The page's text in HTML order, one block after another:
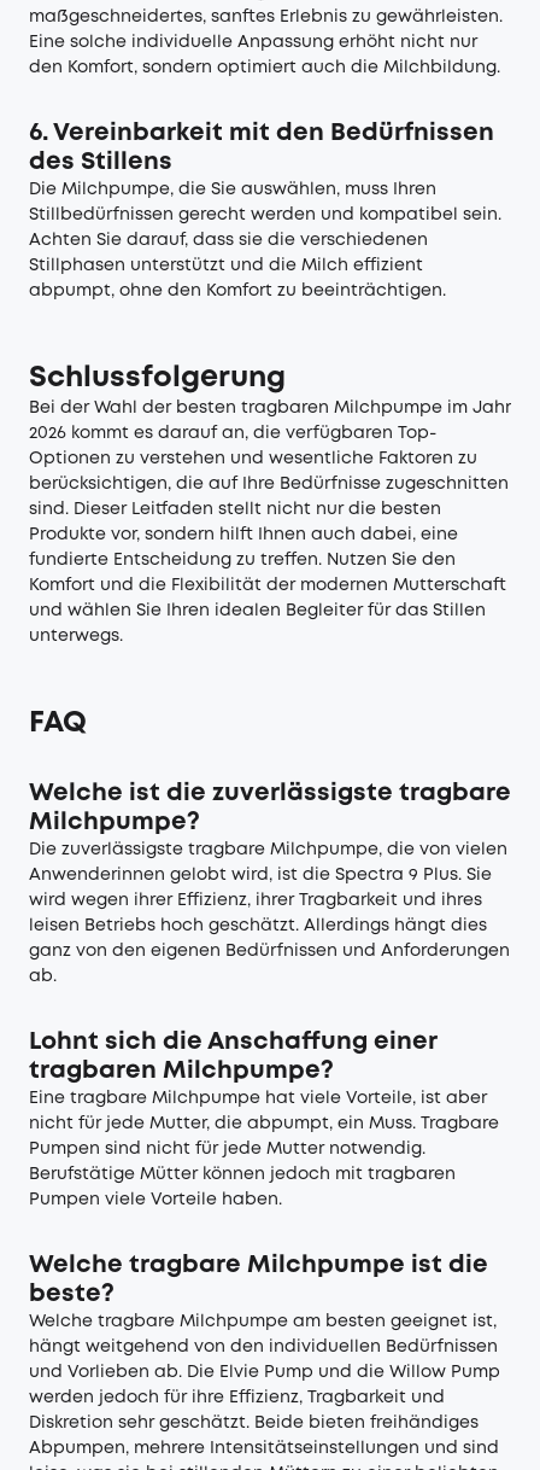
maßgeschneidertes, sanftes Erlebnis zu gewährleisten.
Eine solche individuelle Anpassung erhöht nicht nur
den Komfort, sondern optimiert auch die Milchbildung.
6. Vereinbarkeit mit den Bedürfnissen
des Stillens
Die Milchpumpe, die Sie auswählen, muss Ihren
Stillbedürfnissen gerecht werden und kompatibel sein.
Achten Sie darauf, dass sie die verschiedenen
Stillphasen unterstützt und die Milch effizient
abpumpt, ohne den Komfort zu beeinträchtigen.
Schlussfolgerung
Bei der Wahl der besten tragbaren Milchpumpe im Jahr
2026 kommt es darauf an, die verfügbaren Top-
Optionen zu verstehen und wesentliche Faktoren zu
berücksichtigen, die auf Ihre Bedürfnisse zugeschnitten
sind. Dieser Leitfaden stellt nicht nur die besten
Produkte vor, sondern hilft Ihnen auch dabei, eine
fundierte Entscheidung zu treffen. Nutzen Sie den
Komfort und die Flexibilität der modernen Mutterschaft
und wählen Sie Ihren idealen Begleiter für das Stillen
unterwegs.
FAQ
Welche ist die zuverlässigste tragbare
Milchpumpe?
Die zuverlässigste tragbare Milchpumpe, die von vielen
Anwenderinnen gelobt wird, ist die Spectra 9 Plus. Sie
wird wegen ihrer Effizienz, ihrer Tragbarkeit und ihres
leisen Betriebs hoch geschätzt. Allerdings hängt dies
ganz von den eigenen Bedürfnissen und Anforderungen
ab.
Lohnt sich die Anschaffung einer
tragbaren Milchpumpe?
Eine tragbare Milchpumpe hat viele Vorteile, ist aber
nicht für jede Mutter, die abpumpt, ein Muss. Tragbare
Pumpen sind nicht für jede Mutter notwendig.
Berufstätige Mütter können jedoch mit tragbaren
Pumpen viele Vorteile haben.
Welche tragbare Milchpumpe ist die
beste?
Welche tragbare Milchpumpe am besten geeignet ist,
hängt weitgehend von den individuellen Bedürfnissen
und Vorlieben ab. Die Elvie Pump und die Willow Pump
werden jedoch für ihre Effizienz, Tragbarkeit und
Diskretion sehr geschätzt. Beide bieten freihändiges
Abpumpen, mehrere Intensitätseinstellungen und sind